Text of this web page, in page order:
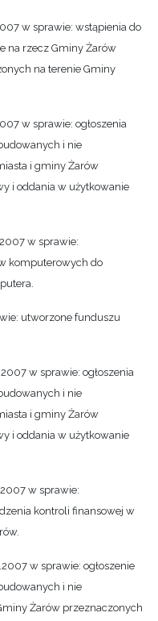
w sprawie: wstąpienia do
na rzecz Gminy Żarów
na terenie Gminy
w sprawie: ogłoszenia
i nie
i gminy Żarów
i oddania w użytkowanie
w sprawie:
komputerowych do
utworzone funduszu
w sprawie: ogłoszenia
i nie
i gminy Żarów
i oddania w użytkowanie
w sprawie:
kontroli finansowej w
w sprawie: ogłoszenie
i nie
Żarów przeznaczonych